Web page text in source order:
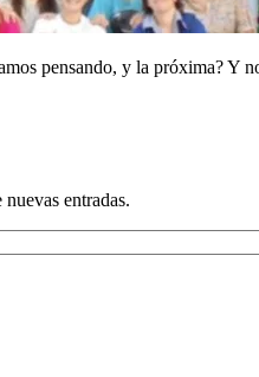
pensando, y la próxima?
entradas.